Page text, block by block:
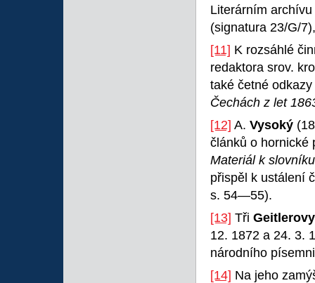
Literárním
(signatura 23/G/
[11] K rozsáhlé
redaktora srov.
také četné
Čechách z let
[12] A. Vysoký
článků o hornické
Materiál k
přispěl k ustálení
s. 54—55).
[13] Tři Geitlerovy
12. 1872 a 24. 3.
národního
[14] Na jeho